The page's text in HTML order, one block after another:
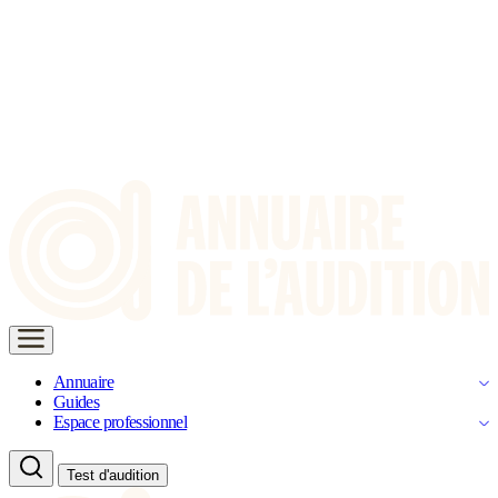
Annuaire
Guides
Espace professionnel
Test d'audition